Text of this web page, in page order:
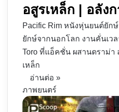
อสูรเหล็ก | อลัง
Pacific Rim หนังหุ่นยนต์ยัก
ยักษ์จากนอกโลก งานคั่นเวล
Toro ที่แอ็คชั่น ผสานดราม่
เหล็ก
อ่านต่อ »
ภาพยนตร์